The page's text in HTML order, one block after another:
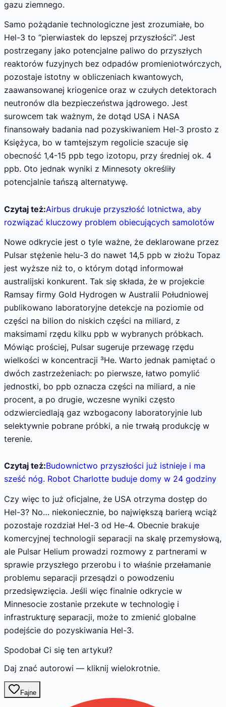
gazu ziemnego.
Samo pożądanie technologiczne jest zrozumiałe, bo
Hel-3 to “pierwiastek do lepszej przyszłości”. Jest
postrzegany jako potencjalne paliwo do przyszłych
reaktorów fuzyjnych bez odpadów promieniotwórczych,
pozostaje istotny w obliczeniach kwantowych,
zaawansowanej kriogenice oraz w czułych detektorach
neutronów dla bezpieczeństwa jądrowego. Jest
surowcem tak ważnym, że dotąd USA i NASA
finansowały badania nad pozyskiwaniem Hel-3 prosto z
Księżyca, bo w tamtejszym regolicie szacuje się
obecność 1,4-15 ppb tego izotopu, przy średniej ok. 4
ppb. Oto jednak wyniki z Minnesoty określiły
potencjalnie tańszą alternatywę.
Czytaj też:Airbus drukuje przyszłość lotnictwa, aby
rozwiązać kluczowy problem obiecujących samolotów
Nowe odkrycie jest o tyle ważne, że deklarowane przez
Pulsar stężenie helu-3 do nawet 14,5 ppb w złożu Topaz
jest wyższe niż to, o którym dotąd informował
australijski konkurent. Tak się składa, że w projekcie
Ramsay firmy Gold Hydrogen w Australii Południowej
publikowano laboratoryjne detekcje na poziomie od
części na bilion do niskich części na miliard, z
maksimami rzędu kilku ppb w wybranych próbkach.
Mówiąc prościej, Pulsar sugeruje przewagę rzędu
wielkości w koncentracji ³He. Warto jednak pamiętać o
dwóch zastrzeżeniach: po pierwsze, łatwo pomylić
jednostki, bo ppb oznacza części na miliard, a nie
procent, a po drugie, wczesne wyniki często
odzwierciedlają gaz wzbogacony laboratoryjnie lub
selektywnie pobrane próbki, a nie trwałą produkcję w
terenie.
Czytaj też:Budownictwo przyszłości już istnieje i ma
sześć nóg. Robot Charlotte buduje domy w 24 godziny
Czy więc to już oficjalne, że USA otrzyma dostęp do
Hel-3? No… niekoniecznie, bo największą barierą wciąż
pozostaje rozdział Hel-3 od He-4. Obecnie brakuje
komercyjnej technologii separacji na skalę przemysłową,
ale Pulsar Helium prowadzi rozmowy z partnerami w
sprawie przyszłego przerobu i to właśnie przełamanie
problemu separacji przesądzi o powodzeniu
przedsięwzięcia. Jeśli więc finalnie odkrycie w
Minnesocie zostanie przekute w technologię i
infrastrukturę separacji, może to zmienić globalne
podejście do pozyskiwania Hel-3.
Spodobał Ci się ten artykuł?
Daj znać autorowi — kliknij wielokrotnie.
Fajne